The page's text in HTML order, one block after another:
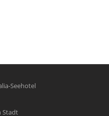
Seehotel
Stadt